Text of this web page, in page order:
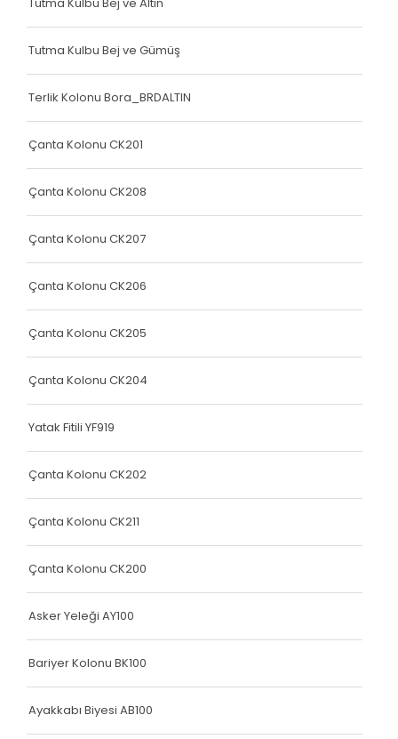
Çanta Kolonu
Yatak Fitili
Terlik Kolonu
Yatak Fitili
Yatak Fitili
Çanta Kolonu
Çanta Kolonu
Yatak Fitili
Yatak Fitili
Yatak Fitili
Yatak Fitili
Yatak Fitili
Terlik Kolonu
Yatak Fitili
Yatak Fitili
Yatak Fitili
Tutma Kulbu Bej ve Gümüş
Terlik Kolonu Bora_BRDALTIN
Çanta Kolonu CK201
Çanta Kolonu CK208
Çanta Kolonu CK207
Çanta Kolonu CK206
Çanta Kolonu CK205
Çanta Kolonu CK204
Yatak Fitili YF919
Çanta Kolonu CK202
Çanta Kolonu CK211
Çanta Kolonu CK200
Asker Yeleği AY100
Bariyer Kolonu BK100
Ayakkabı Biyesi AB100